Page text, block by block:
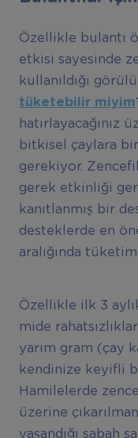
Özellikle bulantı
etkisi sayesinde
kullanıldığı
tüketebilir miyim
hatırlayacağınız
bitkisel çaylara
gerekiyor.
gerek etkinliği
kanıtlanmış bir
desteklerde en
aralığında
Özellikle ilk 3
mide
yarım gram (çay
kendinize keyifli
Hamilelerde
üzerine
yaşandığı sabah